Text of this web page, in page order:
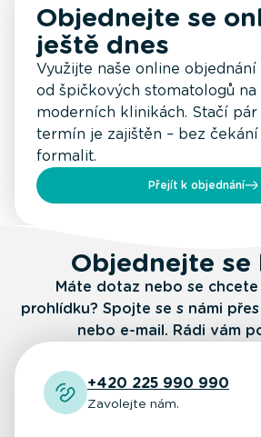
Objednejte se
ještě dnes
Využijte naše online
od špičkových stomatologů na
moderních klinikách. Stačí
termín je zajištěn – bez
formalit.
Přejít k objednání
Objednejte se
Máte dotaz nebo se
prohlídku? Spojte se s námi
nebo e-mail. Rádi vám
+420 225 990 990
Zavolejte nám.